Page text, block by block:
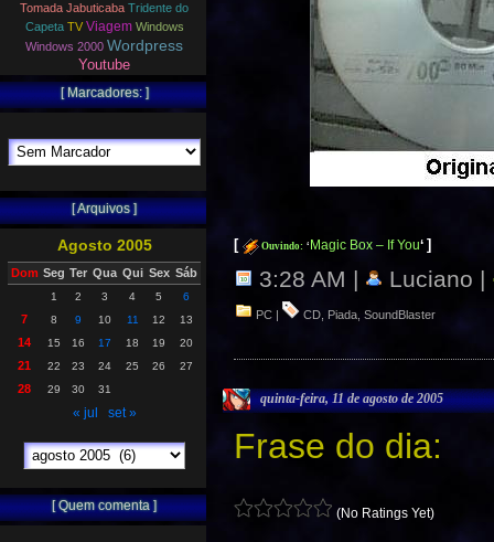
[ Ouvindo: ‘ Magic Box – If You‘]
3:28 AM | Luciano |
PC CD Piada ,SoundBlaster
quinta-feira, 11 de agosto de 2005
Frase do dia:
(No Ratings Yet)
Tomada Jabuticaba Tridente do
Capeta TV Viagem Windows
Windows 2000 Wordpress
Youtube
[ Marcadores: ]
[ Arquivos ]
Agosto 2005
Dom Seg Ter Qua Qui Sex Sáb
1 2 3 4 5 6
7 8 9 10 11 12 13
14 15 16 17 18 19 20
21 22 23 24 25 26 27
28 29 30 31
« jul set »
[ Quem comenta ]